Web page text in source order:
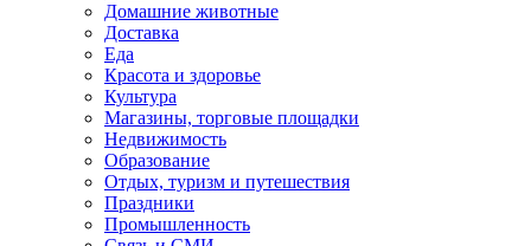
Домашние животные
Доставка
Еда
Красота и здоровье
Культура
Магазины, торговые площадки
Недвижимость
Образование
Отдых, туризм и путешествия
Праздники
Промышленность